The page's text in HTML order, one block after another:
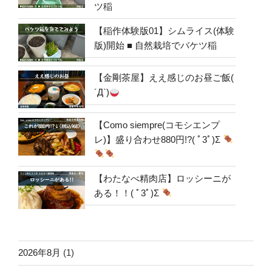
ツ稲
【稲作体験版01】シムライス(体験
版)開始 ■ 自然栽培でバケツ稲
【金剛茶屋】ええ感じのお昼ご飯(
´Д`)
【Como siempre(コモシエンプ
レ)】盛り合わせ880円!?( ﾟ3ﾟ)Σ
【わたなべ精肉店】ロッシーニが
ある！！( ﾟ3ﾟ)Σ
2026年8月 (1)